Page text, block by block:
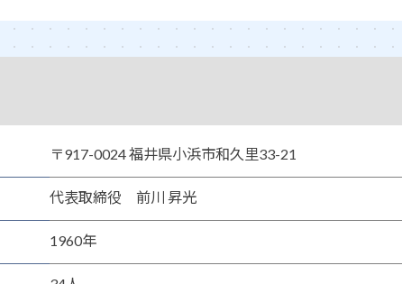
〒917-0024 福井県小浜市和久里33-21
代表取締役 前川 昇光
1960年